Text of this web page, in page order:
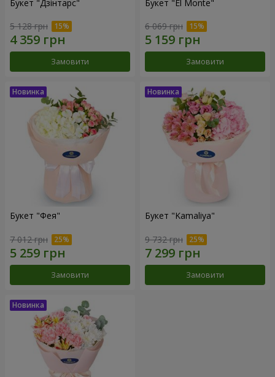
Букет "Дзінтарс"
5 128 грн
Замовити
Букет "El Monte"
6 069 грн
Замовити
Букет "Фея"
7 012 грн
Замовити
Букет "Kamaliya"
9 732 грн
Замовити